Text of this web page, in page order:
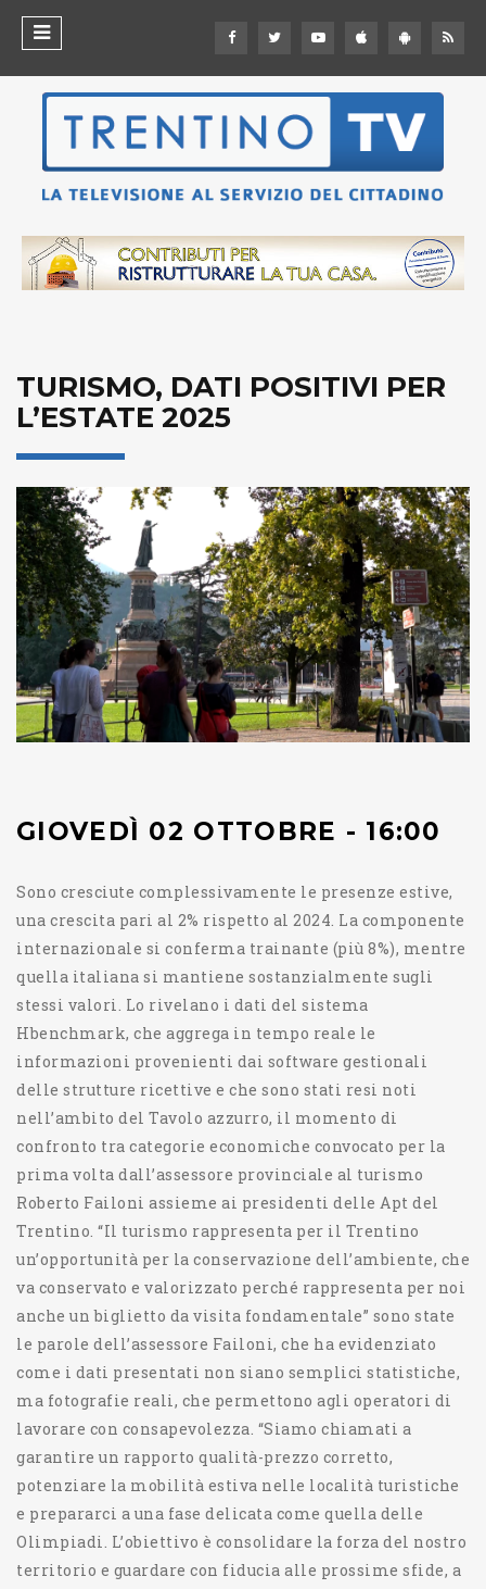
TURISMO, DATI POSITIVI PER
L’ESTATE 2025
GIOVEDÌ 02 OTTOBRE - 16:00
Sono cresciute complessivamente le presenze estive,
una crescita pari al 2% rispetto al 2024. La componente
internazionale si conferma trainante (più 8%), mentre
quella italiana si mantiene sostanzialmente sugli
stessi valori. Lo rivelano i dati del sistema
Hbenchmark, che aggrega in tempo reale le
informazioni provenienti dai software gestionali
delle strutture ricettive e che sono stati resi noti
nell’ambito del Tavolo azzurro, il momento di
confronto tra categorie economiche convocato per la
prima volta dall’assessore provinciale al turismo
Roberto Failoni assieme ai presidenti delle Apt del
Trentino. “Il turismo rappresenta per il Trentino
un’opportunità per la conservazione dell’ambiente, che
va conservato e valorizzato perché rappresenta per noi
anche un biglietto da visita fondamentale” sono state
le parole dell’assessore Failoni, che ha evidenziato
come i dati presentati non siano semplici statistiche,
ma fotografie reali, che permettono agli operatori di
lavorare con consapevolezza. “Siamo chiamati a
garantire un rapporto qualità-prezzo corretto,
potenziare la mobilità estiva nelle località turistiche
e prepararci a una fase delicata come quella delle
Olimpiadi. L’obiettivo è consolidare la forza del nostro
territorio e guardare con fiducia alle prossime sfide, a